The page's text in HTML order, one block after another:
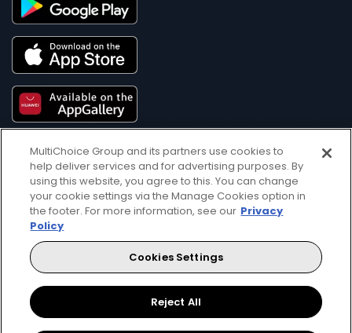
Every moment, right at your fingertip.
Download your favourite DStv App.
MultiChoice Group and its partners use cookies to
help deliver services and for advertising purposes. By
using this website, you agree to this. You can change
your cookie settings via the Manage Cookies option in
the footer. For more information, see our Privacy
Policy
Cookies Settings
Reject All